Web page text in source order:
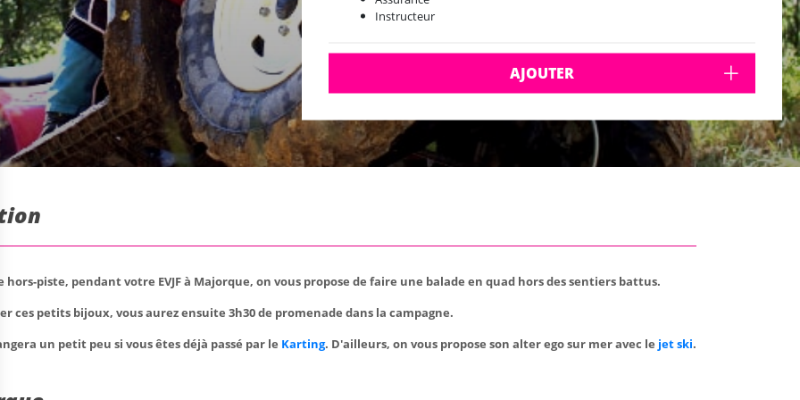
Instructeur
AJOUTER
piste, pendant votre EVJF à Majorque, on vous propose de faire une balade en quad hors des sentiers battus.
petits bijoux, vous aurez ensuite 3h30 de promenade dans la campagne.
un petit peu si vous êtes déjà passé par le Karting. D'ailleurs, on vous propose son alter ego sur mer avec le jet ski.